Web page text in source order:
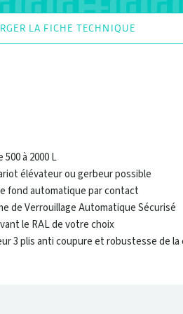
LA FICHE TECHNIQUE
à 2000 L
élévateur ou gerbeur possible
fond automatique par contact
de Verrouillage Automatique Sécurisé
le RAL de votre choix
3 plis anti coupure et robustesse de la